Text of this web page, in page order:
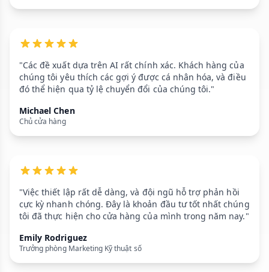
"Các đề xuất dựa trên AI rất chính xác. Khách hàng của
chúng tôi yêu thích các gợi ý được cá nhân hóa, và điều
đó thể hiện qua tỷ lệ chuyển đổi của chúng tôi."
Michael Chen
Chủ cửa hàng
"Việc thiết lập rất dễ dàng, và đội ngũ hỗ trợ phản hồi
cực kỳ nhanh chóng. Đây là khoản đầu tư tốt nhất chúng
tôi đã thực hiện cho cửa hàng của mình trong năm nay."
Emily Rodriguez
Trưởng phòng Marketing Kỹ thuật số